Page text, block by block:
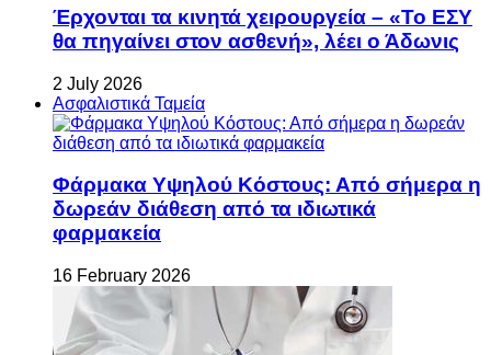
Έρχονται τα κινητά χειρουργεία – «Το ΕΣΥ
θα πηγαίνει στον ασθενή», λέει ο Άδωνις
2 July 2026
Ασφαλιστικά Ταμεία
Φάρμακα Υψηλού Κόστους: Από σήμερα η
δωρεάν διάθεση από τα ιδιωτικά
φαρμακεία
16 February 2026